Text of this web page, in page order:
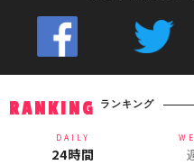
RANKING ランキング
DAILY
24時間